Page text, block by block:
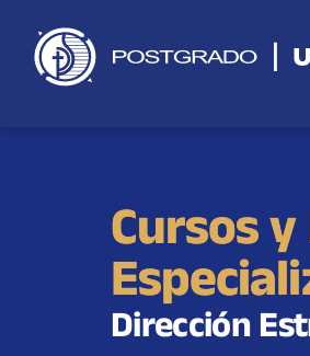
contenido
Cursos
Dirección